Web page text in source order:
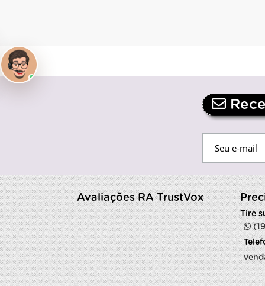
Avaliações RA TrustVox
Tire